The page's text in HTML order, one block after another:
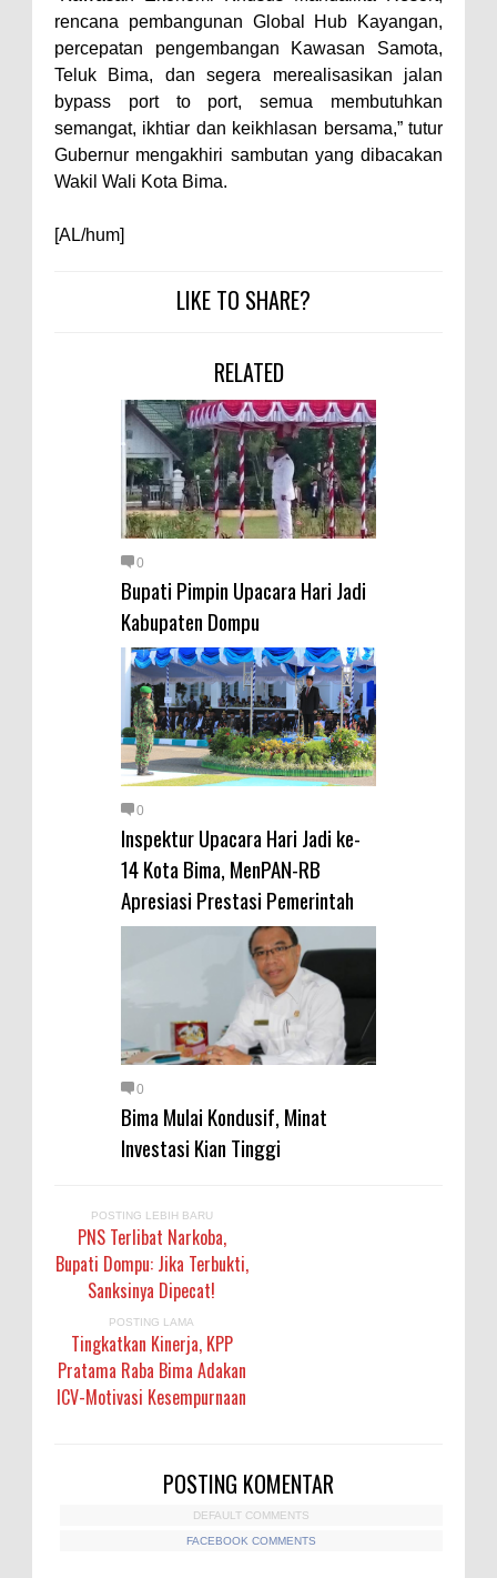
rencana pembangunan Global Hub Kayangan,
percepatan pengembangan Kawasan Samota,
Teluk Bima, dan segera merealisasikan jalan
bypass port to port, semua membutuhkan
semangat, ikhtiar dan keikhlasan bersama,” tutur
Gubernur mengakhiri sambutan yang dibacakan
Wakil Wali Kota Bima.
[AL/hum]
LIKE TO SHARE?
RELATED
0
Bupati Pimpin Upacara Hari Jadi
Kabupaten Dompu
0
Inspektur Upacara Hari Jadi ke-
14 Kota Bima, MenPAN-RB
Apresiasi Prestasi Pemerintah
0
Bima Mulai Kondusif, Minat
Investasi Kian Tinggi
POSTING LEBIH BARU
PNS Terlibat Narkoba,
Bupati Dompu: Jika Terbukti,
Sanksinya Dipecat!
POSTING LAMA
Tingkatkan Kinerja, KPP
Pratama Raba Bima Adakan
ICV-Motivasi Kesempurnaan
POSTING KOMENTAR
DEFAULT COMMENTS
FACEBOOK COMMENTS